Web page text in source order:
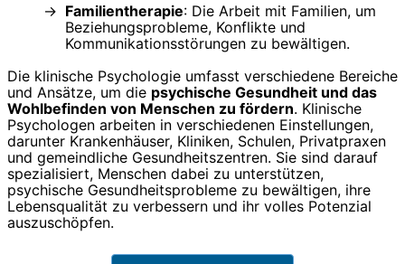
Familientherapie: Die Arbeit mit Familien, um
Beziehungsprobleme, Konflikte und
Kommunikationsstörungen zu bewältigen.
Die klinische Psychologie umfasst verschiedene Bereiche
und Ansätze, um die psychische Gesundheit und das
Wohlbefinden von Menschen zu fördern. Klinische
Psychologen arbeiten in verschiedenen Einstellungen,
darunter Krankenhäuser, Kliniken, Schulen, Privatpraxen
und gemeindliche Gesundheitszentren. Sie sind darauf
spezialisiert, Menschen dabei zu unterstützen,
psychische Gesundheitsprobleme zu bewältigen, ihre
Lebensqualität zu verbessern und ihr volles Potenzial
auszuschöpfen.